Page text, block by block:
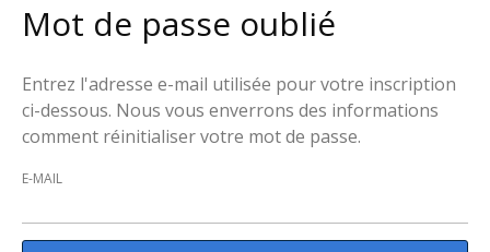
Mot de passe oublié
Entrez l'adresse e-mail utilisée pour votre inscription
ci-dessous. Nous vous enverrons des informations
comment réinitialiser votre mot de passe.
E-MAIL